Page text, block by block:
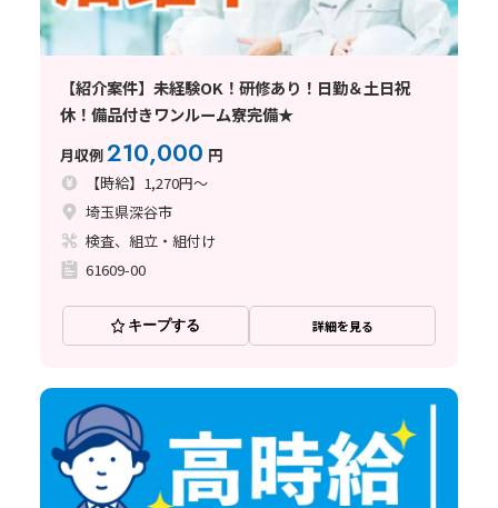
【紹介案件】未経験OK！研修あり！日勤＆土日祝
休！備品付きワンルーム寮完備★
月収例210,000 円
【時給】1,270円～
埼玉県深谷市
検査、組立・組付け
61609-00
キープする 詳細を見る